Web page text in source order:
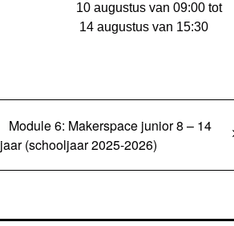
10 augustus van 09:00 tot
14 augustus van 15:30
Module 6: Makerspace junior 8 – 14
jaar (schooljaar 2025-2026)